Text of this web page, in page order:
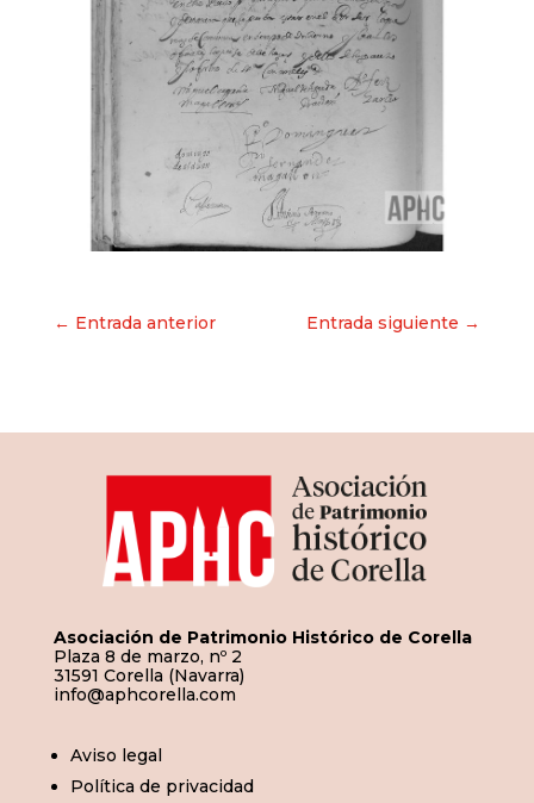
Navegación
← Entrada anterior Entrada siguiente →
Asociación de Patrimonio Histórico de Corella
Plaza 8 de marzo, nº 2
31591 Corella (Navarra)
info@aphcorella.com
Aviso legal
Política de privacidad